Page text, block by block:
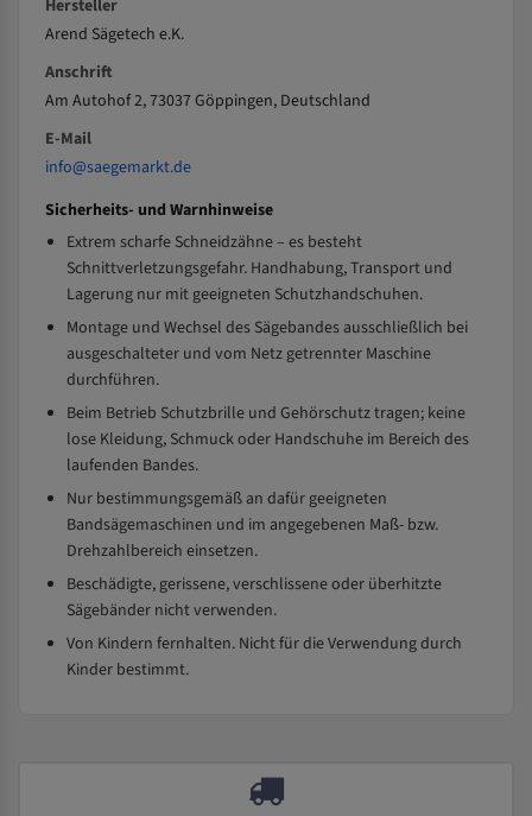
Hersteller
Arend Sägetech e.K.
Anschrift
Am Autohof 2, 73037 Göppingen, Deutschland
E-Mail
info@saegemarkt.de
Sicherheits- und Warnhinweise
Extrem scharfe Schneidzähne – es besteht
Schnittverletzungsgefahr. Handhabung, Transport und
Lagerung nur mit geeigneten Schutzhandschuhen.
Montage und Wechsel des Sägebandes ausschließlich bei
ausgeschalteter und vom Netz getrennter Maschine
durchführen.
Beim Betrieb Schutzbrille und Gehörschutz tragen; keine
lose Kleidung, Schmuck oder Handschuhe im Bereich des
laufenden Bandes.
Nur bestimmungsgemäß an dafür geeigneten
Bandsägemaschinen und im angegebenen Maß- bzw.
Drehzahlbereich einsetzen.
Beschädigte, gerissene, verschlissene oder überhitzte
Sägebänder nicht verwenden.
Von Kindern fernhalten. Nicht für die Verwendung durch
Kinder bestimmt.